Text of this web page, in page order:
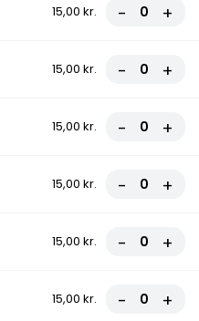
15,00 kr. - +
15,00 kr. - +
15,00 kr. - +
15,00 kr. - +
15,00 kr. - +
15,00 kr. - +